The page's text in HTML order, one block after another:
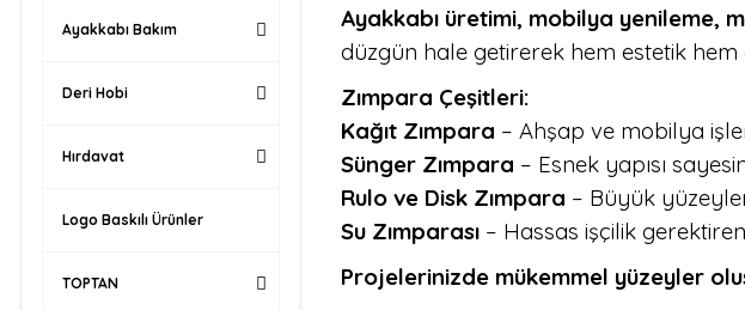
Ayakkabı Bakım
Deri Hobi
Hırdavat
Logo Baskılı Ürünler
TOPTAN
Ayakkabı üretimi, mobilya yenileme,
düzgün hale getirerek hem estetik
Zımpara Çeşitleri:
Kağıt Zımpara – Ahşap ve mobilya
Sünger Zımpara – Esnek yapısı
Rulo ve Disk Zımpara – Büyük
Su Zımparası– Hassas işçilik
Projelerinizde mükemmel yüzeyler